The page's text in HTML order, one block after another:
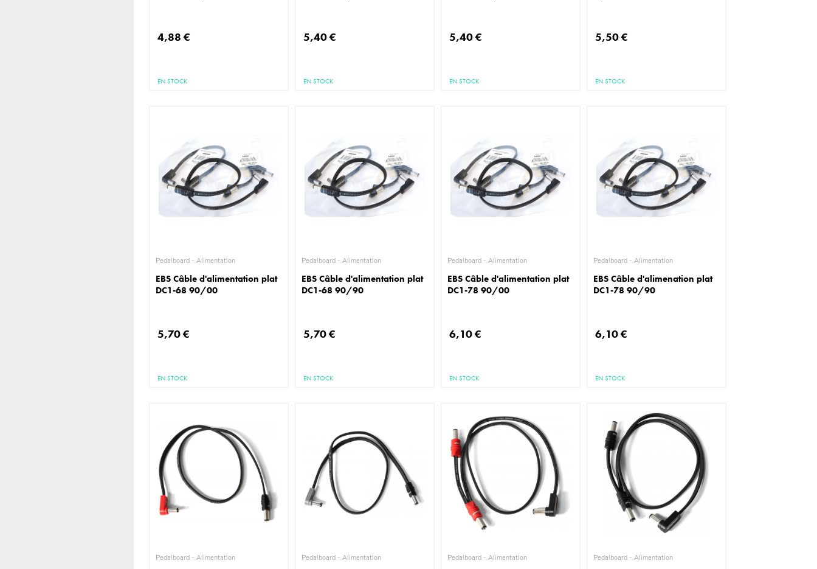
4,88 €
EN STOCK
5,40 €
EN STOCK
5,40 €
EN STOCK
5,50 €
EN STOCK
Pedalboard - Alimentation
EBS Câble d'alimentation plat
DC1-68 90/00
5,70 €
EN STOCK
Pedalboard - Alimentation
EBS Câble d'alimentation plat
DC1-68 90/90
5,70 €
EN STOCK
Pedalboard - Alimentation
EBS Câble d'alimentation plat
DC1-78 90/00
6,10 €
EN STOCK
Pedalboard - Alimentation
EBS Câble d'alimenation plat
DC1-78 90/90
6,10 €
EN STOCK
Pedalboard - Alimentation Pedalboard - Alimentation Pedalboard - Alimentation Pedalboard - Alimentation